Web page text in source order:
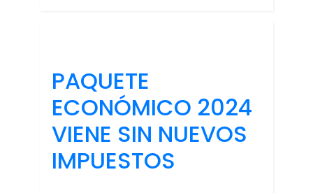
PAQUETE
ECONÓMICO 2024
VIENE SIN NUEVOS
IMPUESTOS